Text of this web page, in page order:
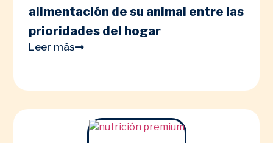
alimentación de su animal entre las
prioridades del hogar
Leer más